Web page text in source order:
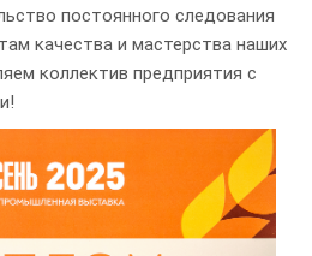
постоянного следования
качества и мастерства наших
коллектив предприятия с